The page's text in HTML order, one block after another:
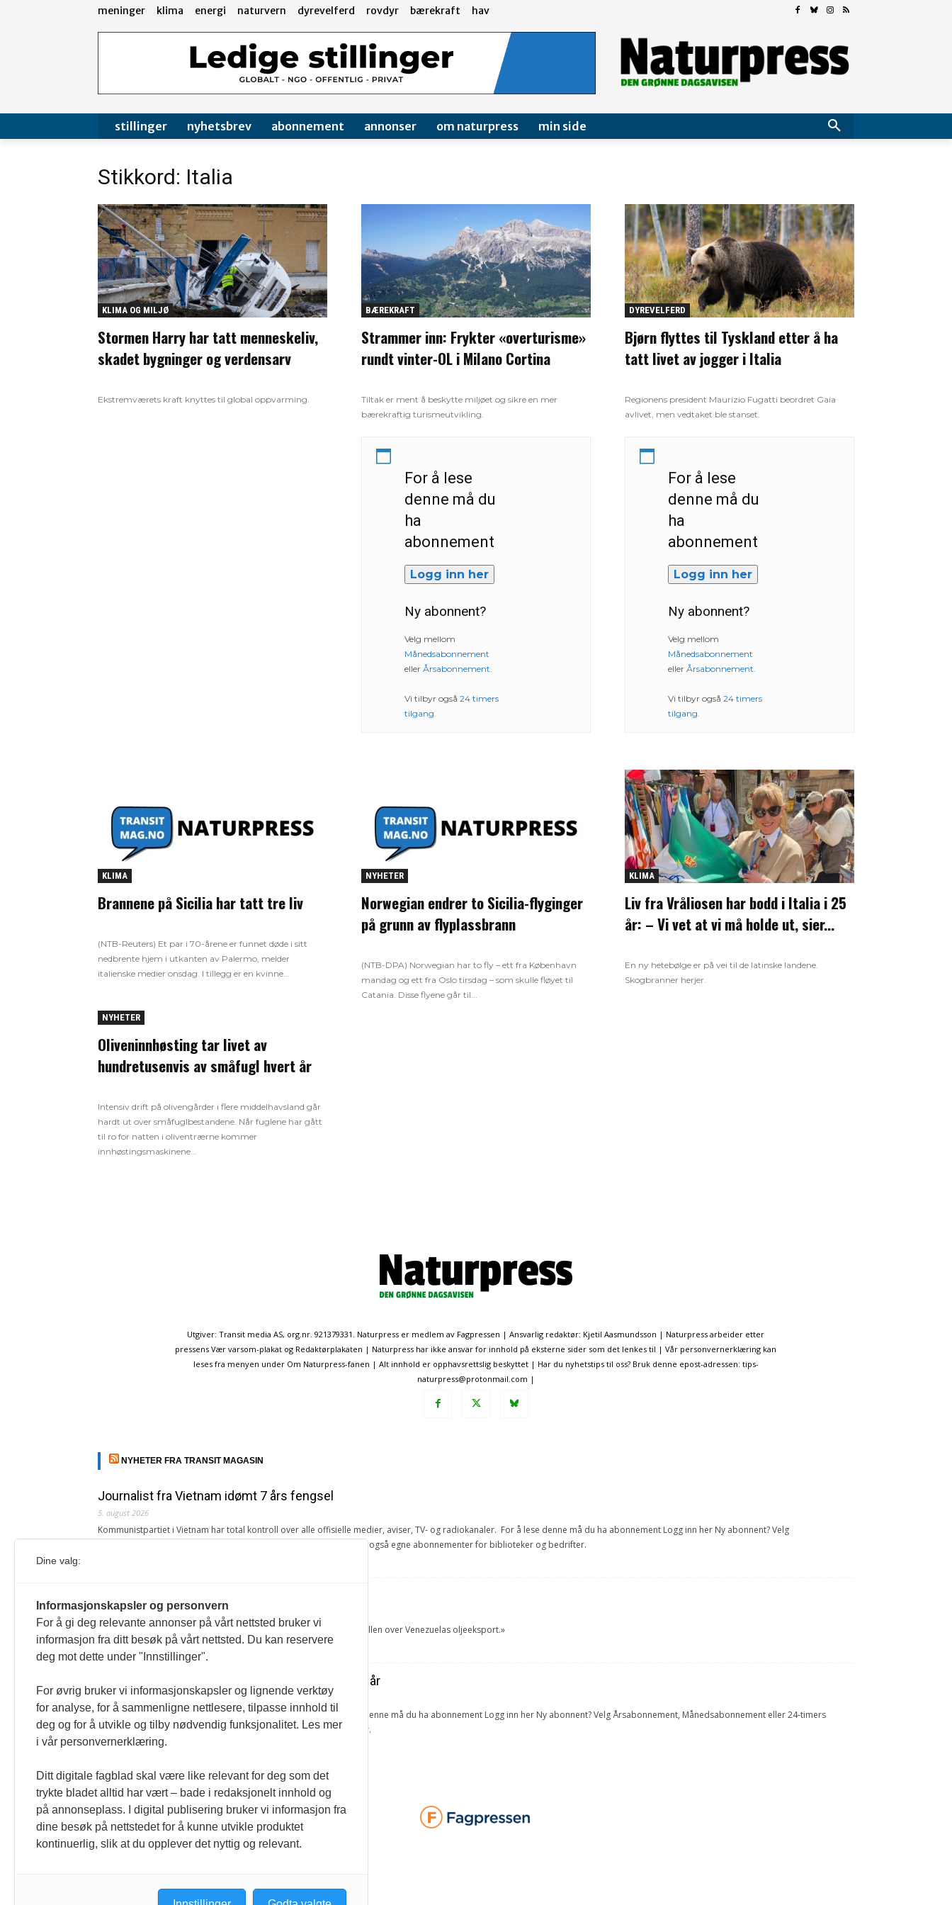
meninger klima energi naturvern dyrevelferd rovdyr bærekraft hav
stillinger nyhetsbrev abonnement annonser om naturpress min side
Stikkord: Italia
KLIMA OG MILJØ
Stormen Harry har tatt menneskeliv,
skadet bygninger og verdensarv
Ekstremværets kraft knyttes til global oppvarming.
BÆREKRAFT
Strammer inn: Frykter «overturisme»
rundt vinter-OL i Milano Cortina
Tiltak er ment å beskytte miljøet og sikre en mer
bærekraftig turismeutvikling.
For å lese
denne må du
ha
abonnement
Logg inn her
Ny abonnent?
Velg mellom
Månedsabonnement
eller Årsabonnement.
Vi tilbyr også 24 timers
tilgang.
DYREVELFERD
Bjørn flyttes til Tyskland etter å ha
tatt livet av jogger i Italia
Regionens president Maurizio Fugatti beordret Gaia
avlivet, men vedtaket ble stanset.
For å lese
denne må du
ha
abonnement
Logg inn her
Ny abonnent?
Velg mellom
Månedsabonnement
eller Årsabonnement.
Vi tilbyr også 24 timers
tilgang.
KLIMA
Brannene på Sicilia har tatt tre liv
(NTB-Reuters) Et par i 70-årene er funnet døde i sitt
nedbrente hjem i utkanten av Palermo, melder
italienske medier onsdag. I tillegg er en kvinne...
NYHETER
Norwegian endrer to Sicilia-flyginger
på grunn av flyplassbrann
(NTB-DPA) Norwegian har to fly – ett fra København
mandag og ett fra Oslo tirsdag – som skulle fløyet til
Catania. Disse flyene går til...
KLIMA
Liv fra Vråliosen har bodd i Italia i 25
år: – Vi vet at vi må holde ut, sier...
En ny hetebølge er på vei til de latinske landene.
Skogbranner herjer.
NYHETER
Oliveninnhøsting tar livet av
hundretusenvis av småfugl hvert år
Intensiv drift på olivengårder i flere middelhavsland går
hardt ut over småfuglbestandene. Når fuglene har gått
til ro for natten i oliventrærne kommer
innhøstingsmaskinene...
Utgiver: Transit media AS, org.nr. 921379331. Naturpress er medlem av Fagpressen | Ansvarlig redaktør: Kjetil Aasmundsson | Naturpress arbeider etter
pressens Vær varsom-plakat og Redaktørplakaten | Naturpress har ikke ansvar for innhold på eksterne sider som det lenkes til | Vår personvernerklæring kan
leses fra menyen under Om Naturpress-fanen | Alt innhold er opphavsrettslig beskyttet | Har du nyhetstips til oss? Bruk denne epost-adressen: tips-
naturpress@protonmail.com |
NYHETER FRA TRANSIT MAGASIN
Journalist fra Vietnam idømt 7 års fengsel
5. august 2026
Kommunistpartiet i Vietnam har total kontroll over alle offisielle medier, aviser, TV- og radiokanaler. For å lese denne må du ha abonnement Logg inn her Ny abonnent? Velg
Årsabonnement, Månedsabonnement eller 24-timers tilgang. Vi har også egne abonnementer for biblioteker og bedrifter.
4. august 2026
« Etter at Maduro ble tatt til fange i januar 2026, overtok USA kontrollen over Venezuelas oljeeksport.»
Sonia Zapata, jurist
117,8 millioner er på flukt, en nedgang fra forrige år
1. august 2026
Ville ha tilsvart verdens trettende største land i folketall. For å lese denne må du ha abonnement Logg inn her Ny abonnent? Velg Årsabonnement, Månedsabonnement eller 24-timers
tilgang. Vi har også egne abonnementer for biblioteker og bedrifter.
Redaksjonen
Dine valg:
Informasjonskapsler og personvern
For å gi deg relevante annonser på vårt nettsted bruker vi
informasjon fra ditt besøk på vårt nettsted. Du kan reservere
deg mot dette under "Innstillinger".
For øvrig bruker vi informasjonskapsler og lignende verktøy
for analyse, for å sammenligne nettlesere, tilpasse innhold til
deg og for å utvikle og tilby nødvendig funksjonalitet. Les mer
i vår personvernerklæring.
Ditt digitale fagblad skal være like relevant for deg som det
trykte bladet alltid har vært – bade i redaksjonelt innhold og
på annonseplass. I digital publisering bruker vi informasjon fra
dine besøk på nettstedet for å kunne utvikle produktet
kontinuerlig, slik at du opplever det nyttig og relevant.